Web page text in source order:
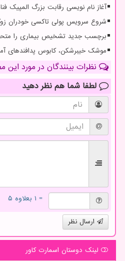
آغاز نام نویسی رقابت بزرگ المپیک
شروع سرویس پولی تاکسی خودران
برچسب جدید تشخیص بیماری را
موشک خیبرشکن، کابوس پدافندهای
نظرات بینندگان در مورد این
لطفا شما هم نظر دهید
= ۱ بعلاوه ۵
ارسال نظر
لینک دوستان اسمارت كاور